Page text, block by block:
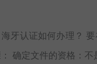
牙认证如何办理？
确定文件的资格：